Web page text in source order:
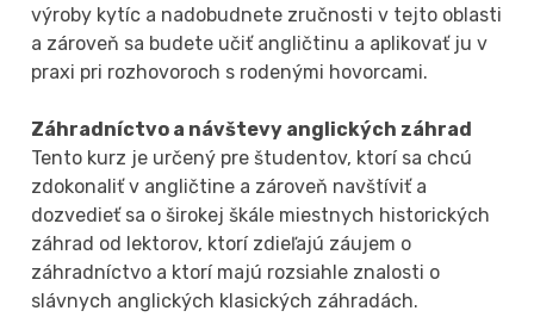
výroby kytíc a nadobudnete zručnosti v tejto oblasti
a zároveň sa budete učiť angličtinu a aplikovať ju v
praxi pri rozhovoroch s rodenými hovorcami.
Záhradníctvo a návštevy anglických záhrad
Tento kurz je určený pre študentov, ktorí sa chcú
zdokonaliť v angličtine a zároveň navštíviť a
dozvedieť sa o širokej škále miestnych historických
záhrad od lektorov, ktorí zdieľajú záujem o
záhradníctvo a ktorí majú rozsiahle znalosti o
slávnych anglických klasických záhradách.